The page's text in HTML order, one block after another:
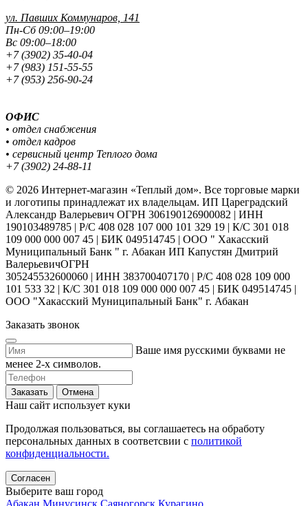
ул. Павших Коммунаров, 141
Пн-Сб 09:00–19:00
Вс 09:00–18:00
+7 (3902) 35-40-04
+7 (983) 151-55-55
+7 (953) 256-90-24
ОФИС
• отдел снабжения
• отдел кадров
• сервисный центр Теплого дома
+7 (3902) 24-88-11
© 2026 Интернет-магазин «Теплый дом». Все торговые марки
и логотипы принадлежат их владельцам. ИП Цареградский
Александр Валерьевич ОГРН 306190126900082 | ИНН
190103489785 | Р/С 408 028 107 000 101 329 19 | К/С 301 018
109 000 000 007 45 | БИК 049514745 | ООО " Хакасский
Муниципальный Банк " г. Абакан ИП Капустян Дмитрий
ВалерьевичОГРН
305245532600060 | ИНН 383700407170 | Р/С 408 028 109 000
101 533 32 | К/С 301 018 109 000 000 007 45 | БИК 049514745 |
ООО "Хакасский Муниципальный Банк" г. Абакан
Заказать звонок
Ваше имя русскими буквами не
менее 2-х символов.
Заказать Отмена
Наш сайт использует куки
Продолжая пользоваться, вы соглашаетесь на обработу
персональных данных в соответсвии с политикой
конфиденциальности.
Согласен
Выберите ваш город